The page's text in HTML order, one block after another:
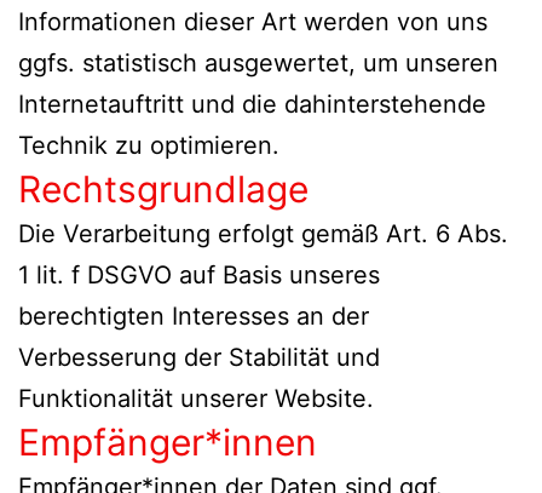
Informationen dieser Art werden von uns
ggfs. statistisch ausgewertet, um unseren
Internetauftritt und die dahinterstehende
Technik zu optimieren.
Rechtsgrundlage
Die Verarbeitung erfolgt gemäß Art. 6 Abs.
1 lit. f DSGVO auf Basis unseres
berechtigten Interesses an der
Verbesserung der Stabilität und
Funktionalität unserer Website.
Empfänger*innen
Empfänger*innen der Daten sind ggf.